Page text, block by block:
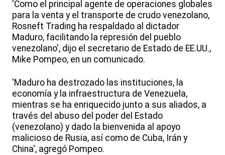
'Como el principal agente de operaciones globales
para la venta y el transporte de crudo venezolano,
Rosneft Trading ha respaldado al dictador
Maduro, facilitando la represión del pueblo
venezolano', dijo el secretario de Estado de EE.UU.,
Mike Pompeo, en un comunicado.
'Maduro ha destrozado las instituciones, la
economía y la infraestructura de Venezuela,
mientras se ha enriquecido junto a sus aliados, a
través del abuso del poder del Estado
(venezolano) y dado la bienvenida al apoyo
malicioso de Rusia, así como de Cuba, Irán y
China', agregó Pompeo.